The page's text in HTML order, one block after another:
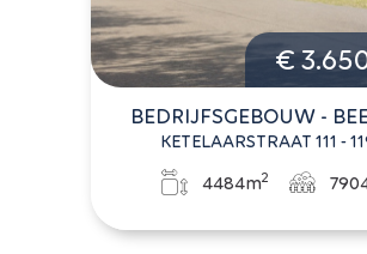
€
BEDRIJFSGEBOUW -
KETELAARSTRAAT 111 -
4484m2